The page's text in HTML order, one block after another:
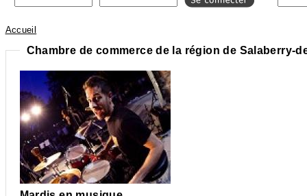
Vous êtes ici
Accueil
Chambre de commerce de la région de Salaberry-